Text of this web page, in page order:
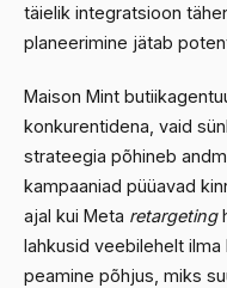
täielik integratsioon
planeerimine jätab
Maison Mint
konkurentidena, vaid
strateegia põhineb
kampaaniad püüavad
ajal kui Meta retargeting
lahkusid veebilehelt
peamine põhjus, miks